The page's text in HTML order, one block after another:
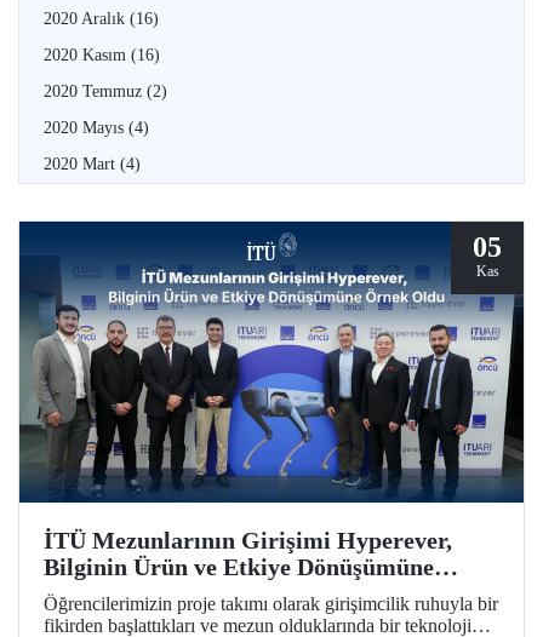
2020 Aralık (16)
2020 Kasım (16)
2020 Temmuz (2)
2020 Mayıs (4)
2020 Mart (4)
05
Kas
İTÜ Mezunlarının Girişimi Hyperever,
Bilginin Ürün ve Etkiye Dönüşümüne
Örnek Oldu
Öğrencilerimizin proje takımı olarak girişimcilik ruhuyla bir
fikirden başlattıkları ve mezun olduklarında bir teknoloji